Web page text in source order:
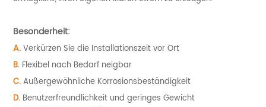
Besonderheit:
A.Verkürzen Sie die Installationszeit vor Ort
B. Flexibel nach Bedarf neigbar
C.Außergewöhnliche Korrosionsbeständigkeit
D. Benutzerfreundlichkeit und geringes Gewicht